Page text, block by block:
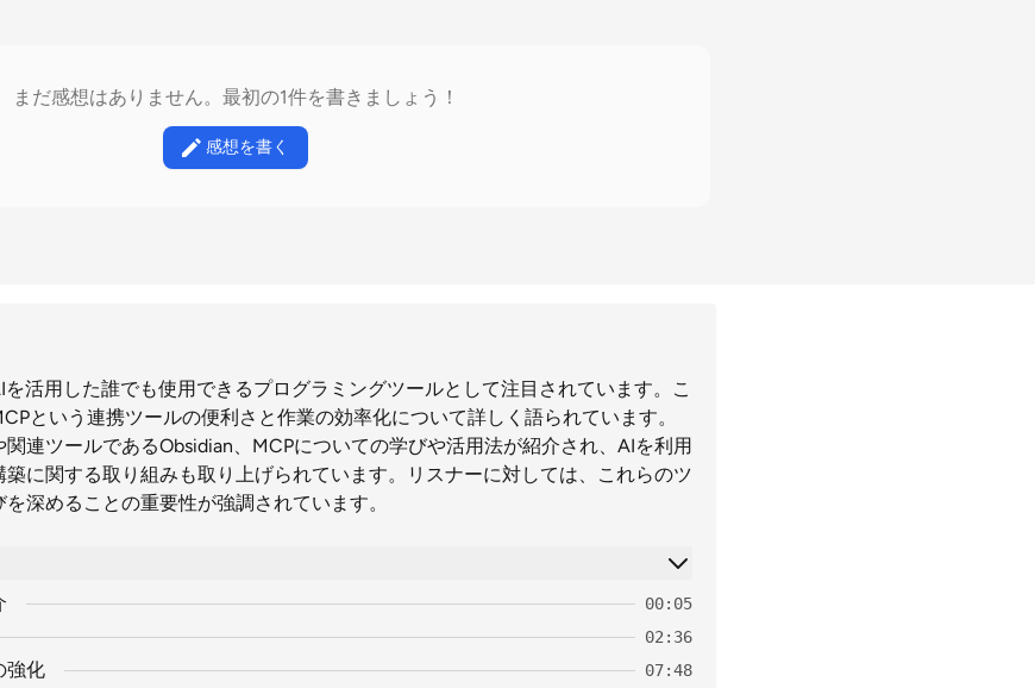
まだ感想はありません。最初の1件を書きましょう！
感想を書く
活用した誰でも使用できるプログラミングツールとして注目されています。こ
という連携ツールの便利さと作業の効率化について詳しく語られています。
連ツールであるObsidian、MCPについての学びや活用法が紹介され、AIを利用
築に関する取り組みも取り上げられています。リスナーに対しては、これらのツ
深めることの重要性が強調されています。
00:05
02:36
強化 07:48